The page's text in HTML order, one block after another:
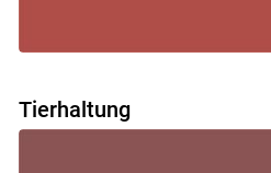
Tierhaltung